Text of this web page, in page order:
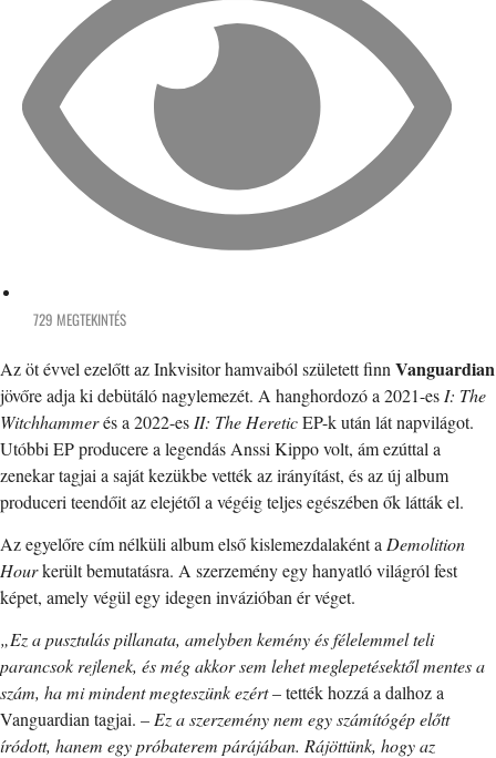
729 MEGTEKINTÉS
Az öt évvel ezelőtt az Inkvisitor hamvaiból született finn Vanguardian
jövőre adja ki debütáló nagylemezét. A hanghordozó a 2021-es I: The
Witchhammerés a 2022-es II: The HereticEP-k után lát napvilágot.
Utóbbi EP producere a legendás Anssi Kippo volt, ám ezúttal a
zenekar tagjai a saját kezükbe vették az irányítást, és az új album
produceri teendőit az elejétől a végéig teljes egészében ők látták el.
Az egyelőre cím nélküli album első kislemezdalaként a Demolition
Hourkerült bemutatásra. A szerzemény egy hanyatló világról fest
képet, amely végül egy idegen invázióban ér véget.
„Ez a pusztulás pillanata, amelyben kemény és félelemmel teli
parancsok rejlenek, és még akkor sem lehet meglepetésektől mentes a
szám, ha mi mindent megteszünk ezért– tették hozzá a dalhoz a
Vanguardian tagjai. – Ez a szerzemény nem egy számítógép előtt
íródott, hanem egy próbaterem párájában. Rájöttünk, hogy az